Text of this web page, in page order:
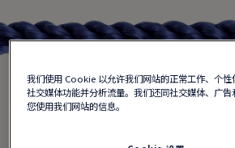
我们使用 Cookie 以允许我们网站的正常工作、个
社交媒体功能并分析流量。我们还同社交媒体、广
您使用我们网站的信息。